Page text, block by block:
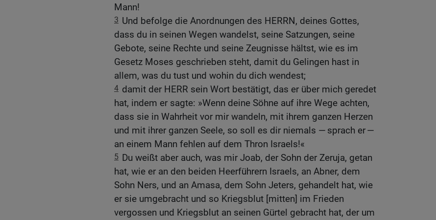
Mann!
3 Und befolge die Anordnungen des HERRN, deines Gottes,
dass du in seinen Wegen wandelst, seine Satzungen, seine
Gebote, seine Rechte und seine Zeugnisse hältst, wie es im
Gesetz Moses geschrieben steht, damit du Gelingen hast in
allem, was du tust und wohin du dich wendest;
4 damit der HERR sein Wort bestätigt, das er über mich geredet
hat, indem er sagte: »Wenn deine Söhne auf ihre Wege achten,
dass sie in Wahrheit vor mir wandeln, mit ihrem ganzen Herzen
und mit ihrer ganzen Seele, so soll es dir niemals — sprach er —
an einem Mann fehlen auf dem Thron Israels!«
5 Du weißt aber auch, was mir Joab, der Sohn der Zeruja, getan
hat, wie er an den beiden Heerführern Israels, an Abner, dem
Sohn Ners, und an Amasa, dem Sohn Jeters, gehandelt hat, wie
er sie umgebracht und so Kriegsblut [mitten] im Frieden
vergossen und Kriegsblut an seinen Gürtel gebracht hat, der um